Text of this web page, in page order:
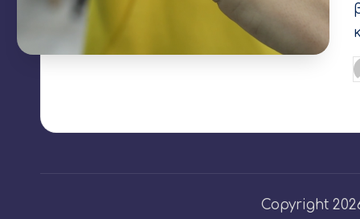
Copyright